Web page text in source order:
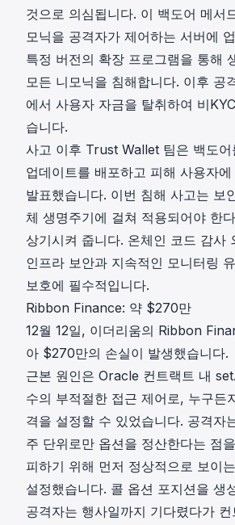
것으로 의심됩니다. 이 백도어 메서
모닉을 공격자가 제어하는 서버에
특정 버전의 확장 프로그램을 통해
모든 니모닉을 침해합니다. 이후 공
에서 사용자 자금을 탈취하여 비
습니다.
사고 이후 Trust Wallet 팀은 백도어
업데이트를 배포하고 피해 사용자
발표했습니다. 이번 침해 사고는 보
체 생명주기에 걸쳐 적용되어야 한
상기시켜 줍니다. 온체인 코드 감사
인프라 보안과 지속적인 모니터링
보호에 필수적입니다.
Ribbon Finance: 약 $270만
12월 12일, 이더리움의 Ribbon
아 $270만의 손실이 발생했습니다.
근본 원인은 Oracle 컨트랙트 내
수의 부적절한 접근 제어로, 누구든
격을 설정할 수 있었습니다. 공격자
주 단위로만 옵션을 정산한다는 점
피하기 위해 먼저 정상적으로 보이
설정했습니다. 콜 옵션 포지션을 생
공격자는 행사일까지 기다렸다가